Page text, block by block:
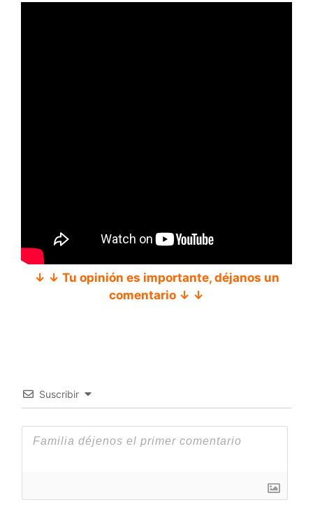
↓ ↓ Tu opinión es importante, déjanos un
comentario ↓ ↓
Suscribir